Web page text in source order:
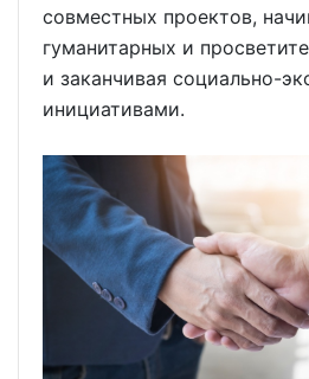
совместных проектов,
гуманитарных и
и заканчивая социально-
инициативами.